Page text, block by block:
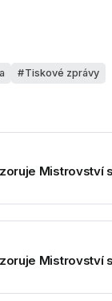
Tiskové zprávy
Mistrovství
Mistrovství